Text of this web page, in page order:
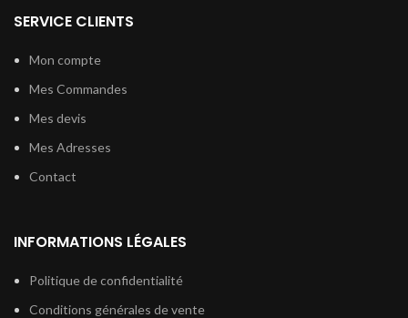
SERVICE CLIENTS
Mon compte
Mes Commandes
Mes devis
Mes Adresses
Contact
INFORMATIONS LÉGALES
Politique de confidentialité
Conditions générales de vente